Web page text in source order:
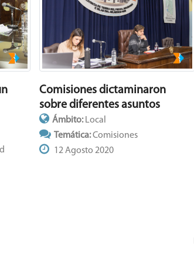
Comisiones dictaminaron
sobre diferentes asuntos
Ámbito: Local
Temática:Comisiones
12 Agosto 2020